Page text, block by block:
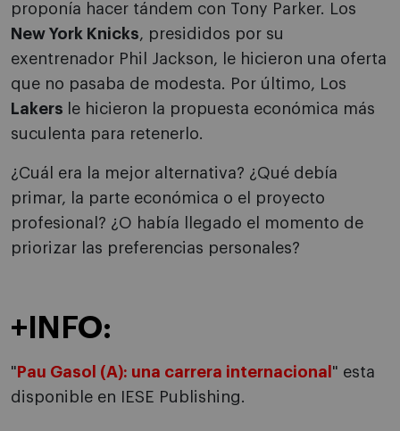
proponía hacer tándem con Tony Parker. Los
New York Knicks, presididos por su
exentrenador Phil Jackson, le hicieron una oferta
que no pasaba de modesta. Por último, Los
Lakers
le hicieron la propuesta económica más
suculenta para retenerlo.
¿Cuál era la mejor alternativa? ¿Qué debía
primar, la parte económica o el proyecto
profesional? ¿O había llegado el momento de
priorizar las preferencias personales?
+INFO:
" Pau Gasol (A): una carrera internacional " esta
disponible en IESE Publishing.